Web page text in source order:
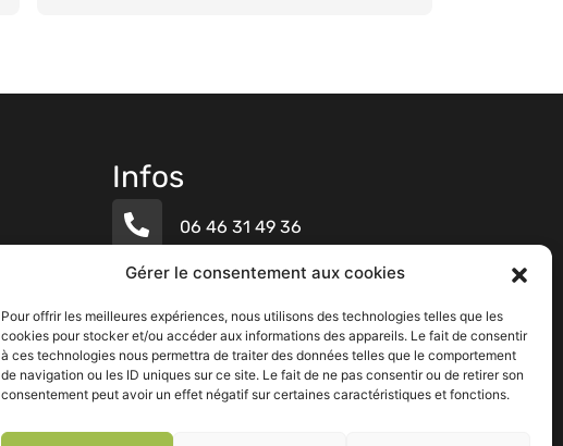
Gérer le consentement aux cookies
Pour offrir les meilleures expériences, nous utilisons des technologies telles que les
cookies pour stocker et/ou accéder aux informations des appareils. Le fait de consentir
à ces technologies nous permettra de traiter des données telles que le comportement
de navigation ou les ID uniques sur ce site. Le fait de ne pas consentir ou de retirer son
consentement peut avoir un effet négatif sur certaines caractéristiques et fonctions.
Infos
06 46 31 49 36
24 Rue Albert Calmette
lundi au vendredi :
08h-12h | 13h-17h